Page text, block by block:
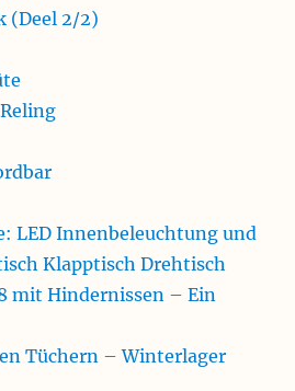
(Deel 2/2)
LED Innenbeleuchtung und
Klapptisch Drehtisch
mit Hindernissen – Ein
Tüchern – Winterlager